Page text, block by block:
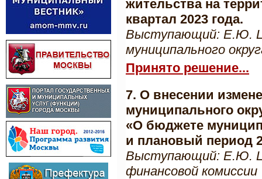
жительства на
квартал 2023 года.
Выступающий: Е.Ю.
муниципального
Принято решение...
7. О внесении
муниципального
«О бюджете
и плановый период
Выступающий: Е.Ю.
финансовой комиссии